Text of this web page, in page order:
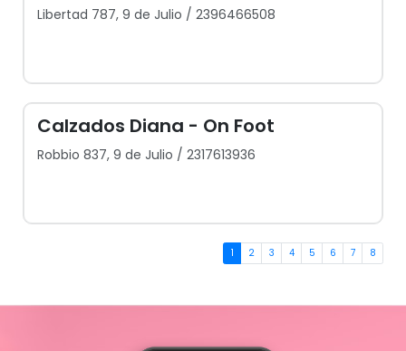
Libertad 787, 9 de Julio / 2396466508
Calzados Diana - On Foot
Robbio 837, 9 de Julio / 2317613936
1 2 3 4 5 6 7 8